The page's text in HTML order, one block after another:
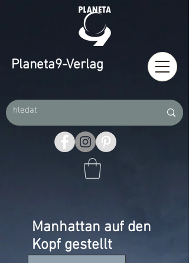
Planeta9-Verlag
Manhattan auf den
Kopf gestellt